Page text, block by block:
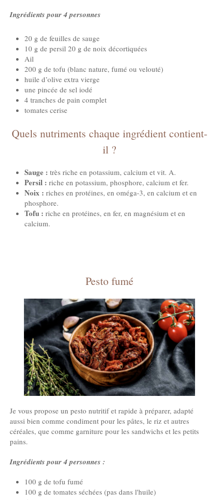
Ingrédients pour 4 personnes
20 g de feuilles de sauge
10 g de persil 20 g de noix décortiquées
Ail
200 g de tofu (blanc nature, fumé ou velouté)
huile d’olive extra vierge
une pincée de sel iodé
4 tranches de pain complet
tomates cerise
Quels nutriments chaque ingrédient contient-
il ?
Sauge : très riche en potassium, calcium et vit. A.
Persil : riche en potassium, phosphore, calcium et fer.
Noix : riches en protéines, en oméga-3, en calcium et en
phosphore.
Tofu : riche en protéines, en fer, en magnésium et en
calcium.
Pesto fumé
Je vous propose un pesto nutritif et rapide à préparer, adapté
aussi bien comme condiment pour les pâtes, le riz et autres
céréales, que comme garniture pour les sandwichs et les petits
pains.
Ingrédients pour 4 personnes :
100 g de tofu fumé
100 g de tomates séchées (pas dans l'huile)